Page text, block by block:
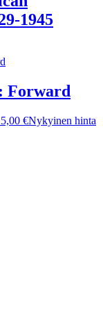
1945
Forward
5,00 €Nykyinen hinta